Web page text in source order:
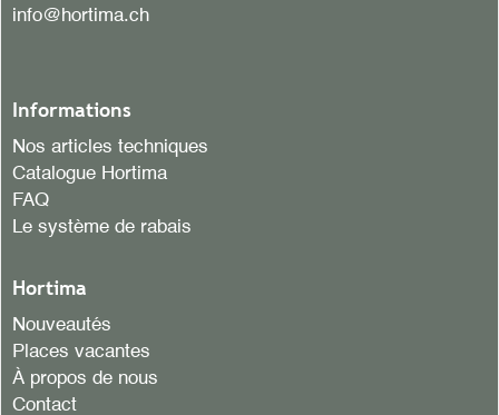
info@hortima.ch
Informations
Nos articles techniques
Catalogue Hortima
FAQ
Le système de rabais
Hortima
Nouveautés
Places vacantes
À propos de nous
Contact